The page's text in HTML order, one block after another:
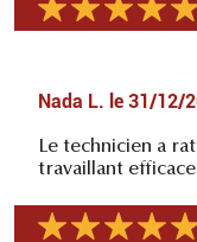
Nada L. le 31/12/
Le technicien a
travaillant